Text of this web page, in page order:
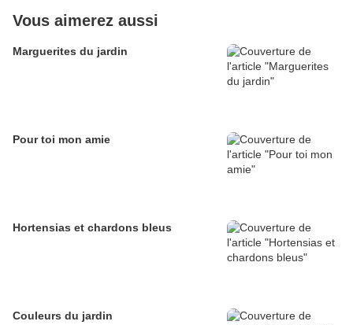
Vous aimerez aussi
Marguerites du jardin
Pour toi mon amie
Hortensias et chardons bleus
Couleurs du jardin